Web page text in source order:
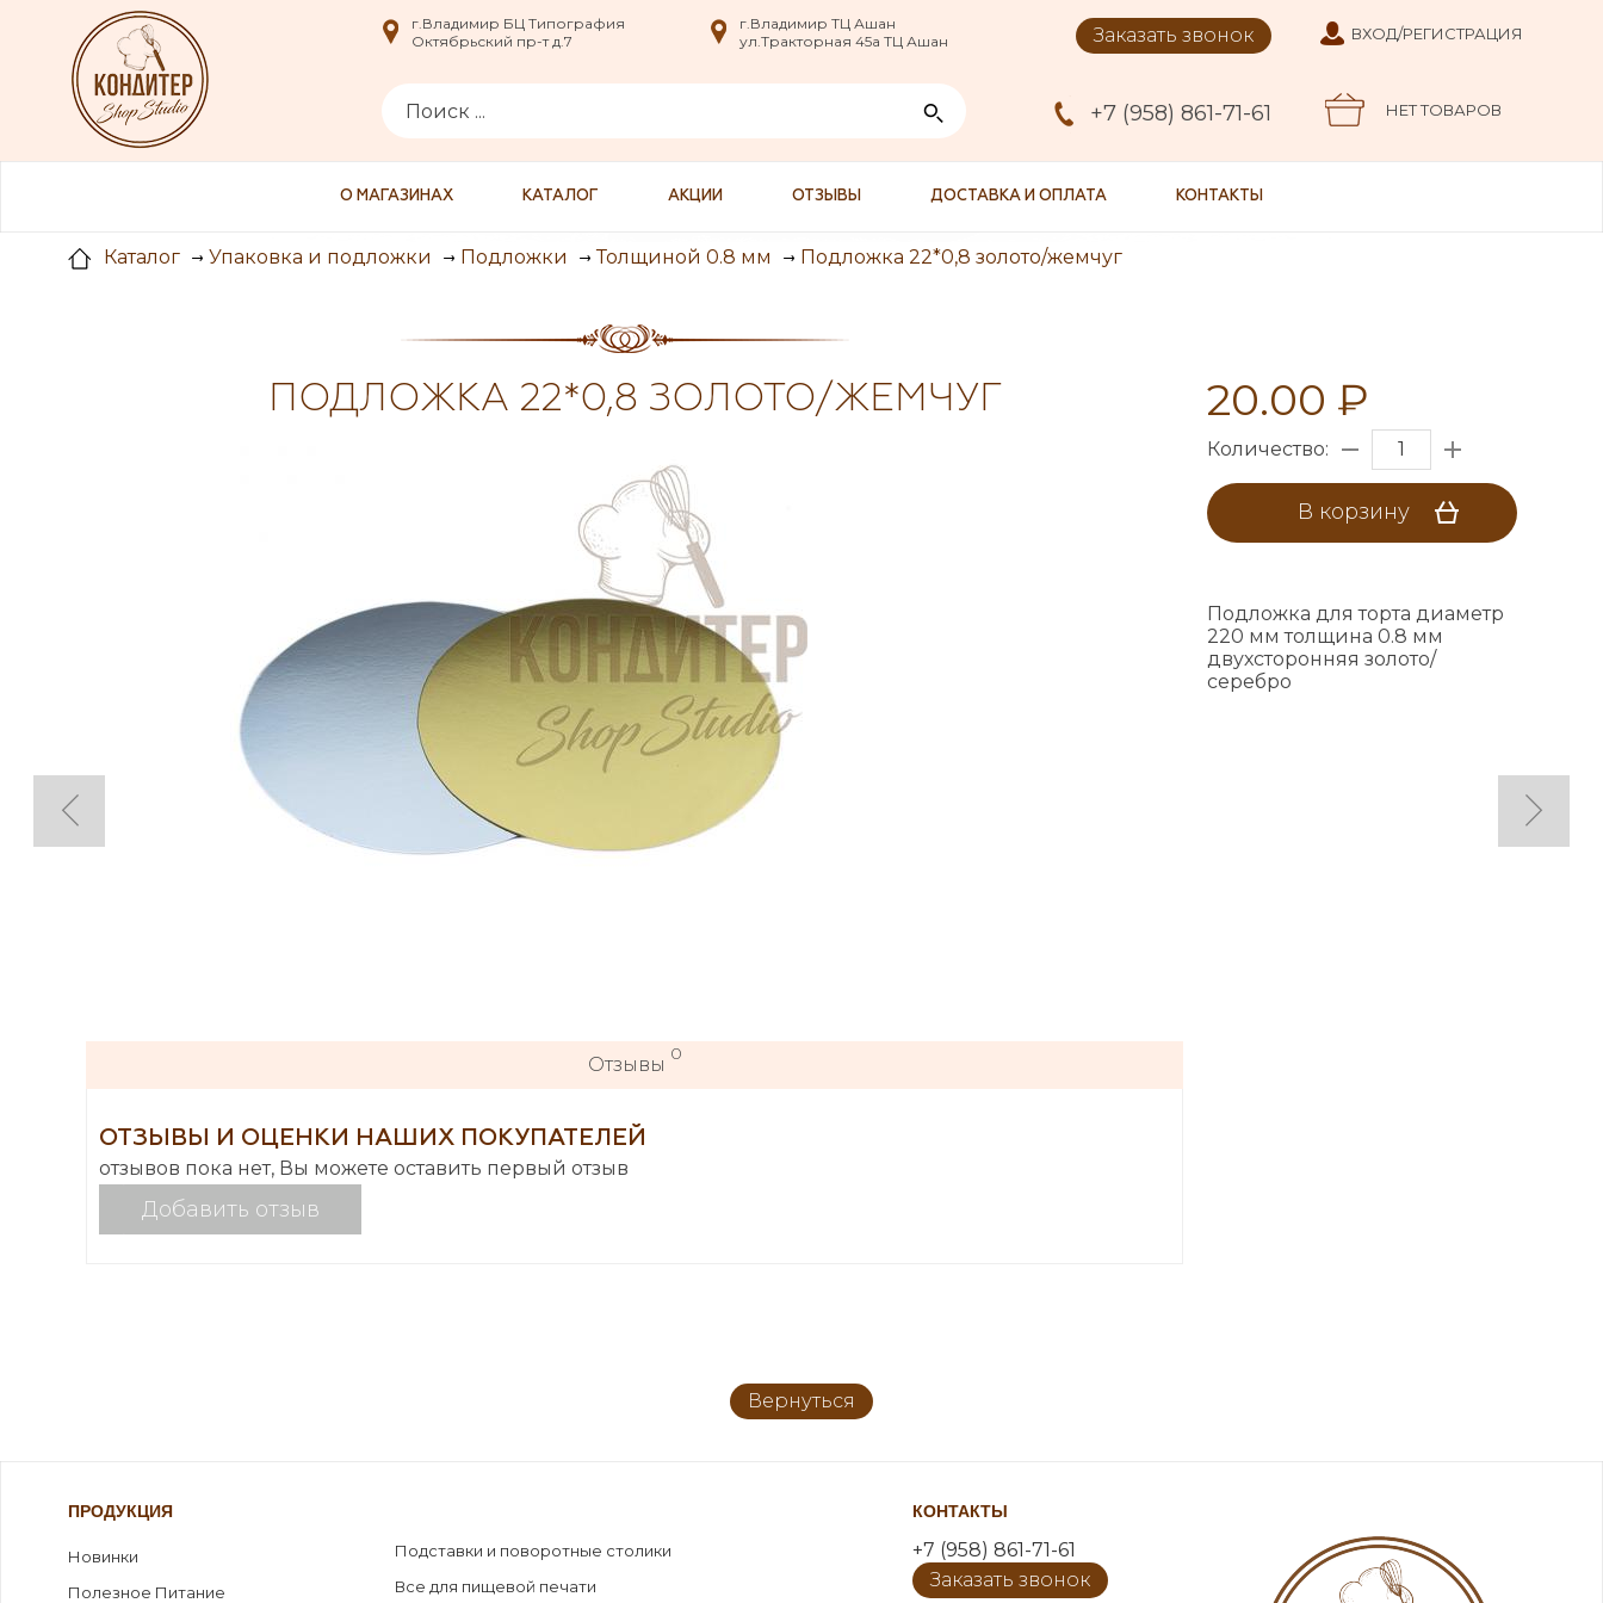
info@XXX.ru
г.Владимир БЦ Типография
Октябрьский пр-т д.7
г.Владимир ТЦ Ашан
ул.Тракторная 45а ТЦ Ашан
+7 (958) 861-71-61
г.Владимир БЦ Типография
Октябрьский пр-т д.7
г.Владимир ТЦ Ашан
ул.Тракторная 45а ТЦ Ашан
Заказать звонок
НЕТ ТОВАРОВ
ВХОД/РЕГИСТРАЦИЯ
О МАГАЗИНАХ КАТАЛОГ АКЦИИ ОТЗЫВЫ ДОСТАВКА И ОПЛАТА КОНТАКТЫ
Каталог Упаковка и подложки Подложки Толщиной 0.8 мм Подложка 22*0,8 золото/жемчуг
ПОДЛОЖКА 22*0,8 ЗОЛОТО/ЖЕМЧУГ 20.00 ₽
Количество:
В корзину
Подложка для торта диаметр
220 мм толщина 0.8 мм
двухсторонняя золото/
серебро
Отзывы 0
ОТЗЫВЫ И ОЦЕНКИ НАШИХ ПОКУПАТЕЛЕЙ
отзывов пока нет, Вы можете оставить первый отзыв
Добавить отзыв
Вернуться
ПРОДУКЦИЯ
Новинки
Полезное Питание
Подставки и поворотные столики
Все для пищевой печати
КОНТАКТЫ
+7 (958) 861-71-61
Заказать звонок